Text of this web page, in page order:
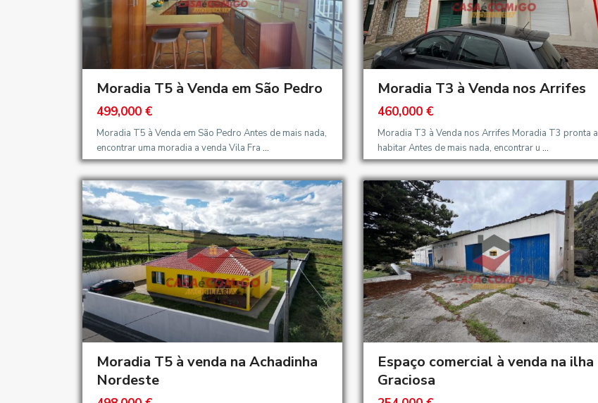
Moradia T5 à Venda em São Pedro
499,000 €
Moradia T5 à Venda em São Pedro Antes de mais nada,
encontrar uma moradia a venda Vila Fra ...
Moradia T3 à Venda nos Arrifes
460,000 €
Moradia T3 à Venda nos Arrifes Moradia T3 pronta a
habitar Antes de mais nada, encontrar u ...
Moradia T5 à venda na Achadinha
Nordeste
Espaço comercial à venda na ilha
Graciosa